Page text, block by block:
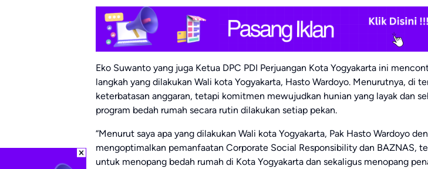
Eko Suwanto yang juga Ketua DPC PDI Perjuangan Kota Yogyakarta ini
langkah yang dilakukan Wali kota Yogyakarta, Hasto Wardoyo. Menurutnya, di
keterbatasan anggaran, tetapi komitmen mewujudkan hunian yang layak dan
program bedah rumah secara rutin dilakukan setiap pekan.
“Menurut saya apa yang dilakukan Wali kota Yogyakarta, Pak Hasto Wardoyo
mengoptimalkan pemanfaatan Corporate Social Responsibility dan BAZNAS,
untuk menopang bedah rumah di Kota Yogyakarta dan sekaligus menopang